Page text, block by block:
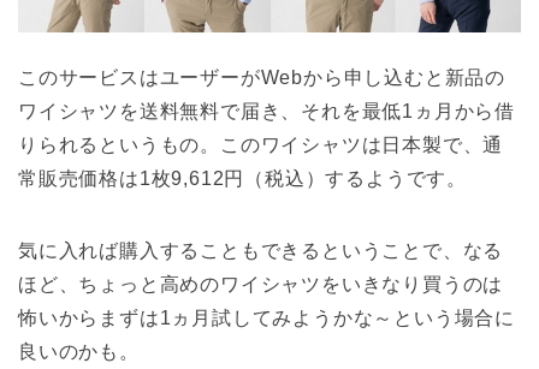
このサービスはユーザーがWebから申し込むと新品の
ワイシャツを送料無料で届き、それを最低1ヵ月から借
りられるというもの。このワイシャツは日本製で、通
常販売価格は1枚9,612円（税込）するようです。
気に入れば購入することもできるということで、なる
ほど、ちょっと高めのワイシャツをいきなり買うのは
怖いからまずは1ヵ月試してみようかな～という場合に
良いのかも。